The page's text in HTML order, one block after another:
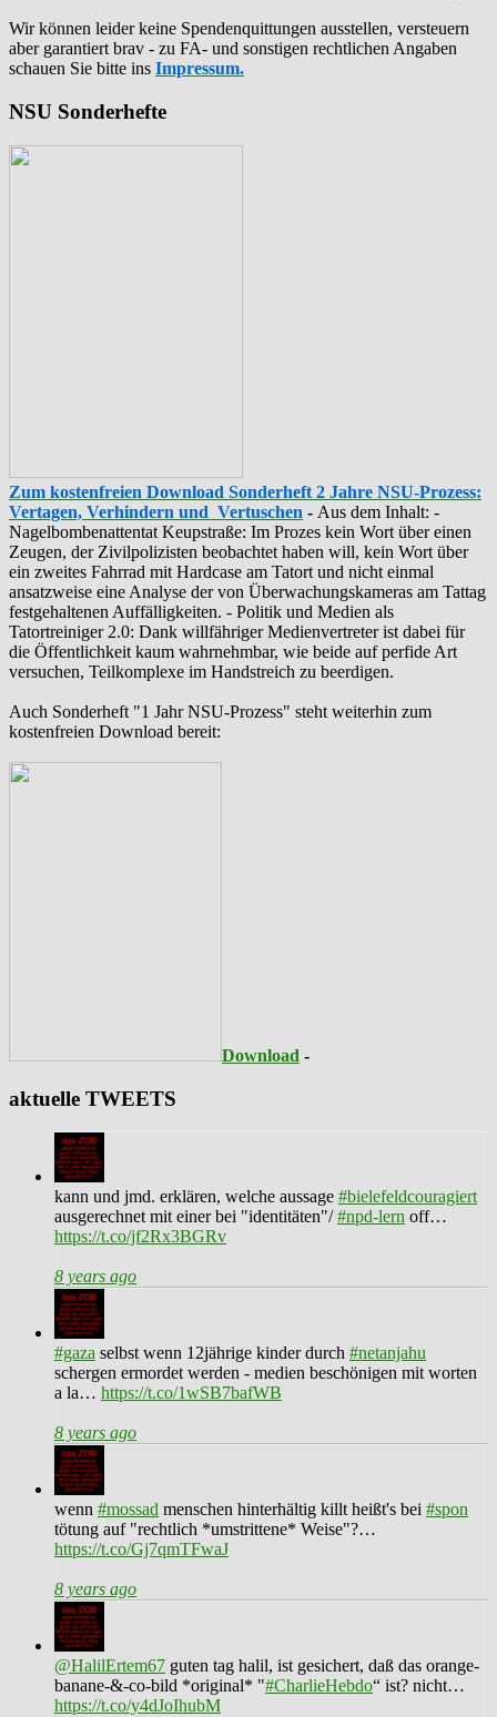
Wir können leider keine Spendenquittungen ausstellen, versteuern
aber garantiert brav - zu FA- und sonstigen rechtlichen Angaben
schauen Sie bitte ins Impressum.
NSU Sonderhefte
Zum kostenfreien Download Sonderheft 2 Jahre NSU-Prozess:
Vertagen, Verhindern und Vertuschen - Aus dem Inhalt: -
‪Nagelbombenattentat‬ ‎Keupstraße‬: Im Prozes kein Wort über einen
Zeugen, der Zivilpolizisten beobachtet haben will, kein Wort über
ein zweites Fahrrad mit Hardcase am Tatort und nicht einmal
ansatzweise eine Analyse der von Überwachungskameras am Tattag
festgehaltenen Auffälligkeiten. - Politik und Medien als
‪Tatortreiniger‬ 2.0: Dank willfähriger Medienvertreter ist dabei für
die Öffentlichkeit kaum wahrnehmbar, wie beide auf perfide Art
versuchen, Teilkomplexe im Handstreich zu beerdigen.
Auch Sonderheft "1 Jahr NSU-Prozess" steht weiterhin zum
kostenfreien Download bereit:
Download -
aktuelle TWEETS
kann und jmd. erklären, welche aussage #bielefeldcouragiert
ausgerechnet mit einer bei "identitäten"/#npd-lern off…
https://t.co/jf2Rx3BGRv
8 years ago
#gaza selbst wenn 12jährige kinder durch #netanjahu
schergen ermordet werden - medien beschönigen mit worten
a la… https://t.co/1wSB7bafWB
8 years ago
wenn #mossad menschen hinterhältig killt heißt's bei #spon
tötung auf "rechtlich *umstrittene* Weise"?…
https://t.co/Gj7qmTFwaJ
8 years ago
@HalilErtem67 guten tag halil, ist gesichert, daß das orange-
banane-&-co-bild *original* "#CharlieHebdo“ ist? nicht…
https://t.co/y4dJoIhubM